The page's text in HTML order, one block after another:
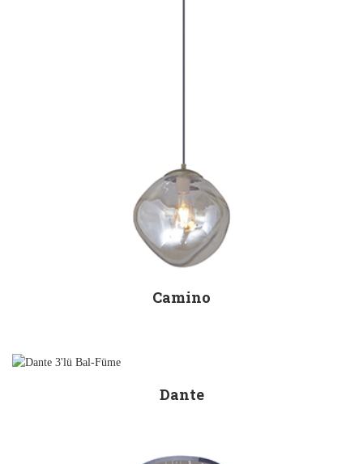
Camino
Dante